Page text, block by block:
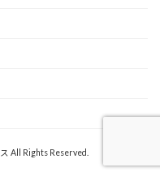
All Rights Reserved.